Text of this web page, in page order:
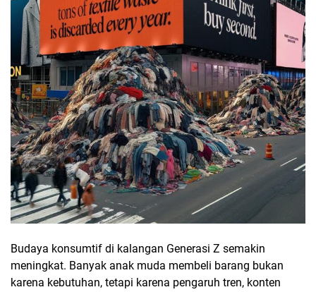
Budaya konsumtif di kalangan Generasi Z semakin
meningkat. Banyak anak muda membeli barang bukan
karena kebutuhan, tetapi karena pengaruh tren, konten